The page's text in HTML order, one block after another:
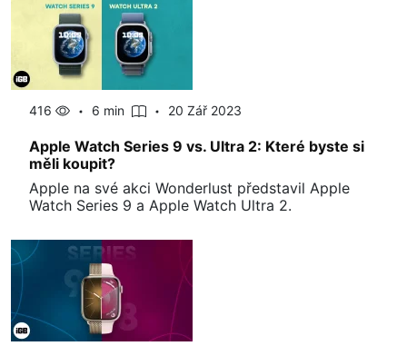
416 6 min 20 Zář 2023
Apple Watch Series 9 vs. Ultra 2: Které byste si
měli koupit?
Apple na své akci Wonderlust představil Apple
Watch Series 9 a Apple Watch Ultra 2.